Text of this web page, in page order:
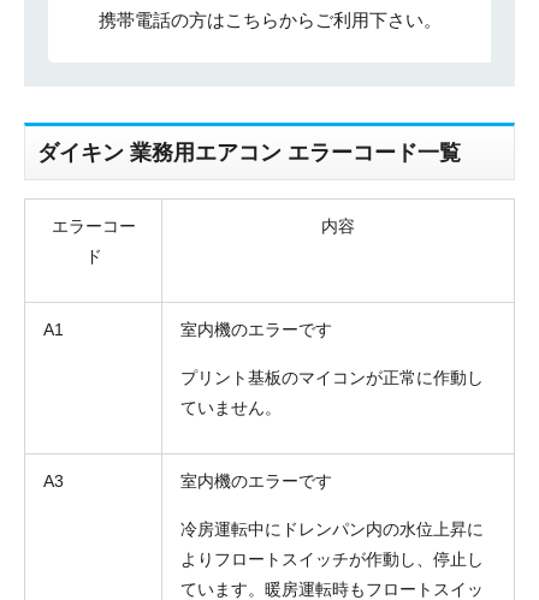
携帯電話の方はこちらからご利用下さい。
ダイキン 業務用エアコン エラーコード一覧
エラーコー
ド
内容
A1 室内機のエラーです
プリント基板のマイコンが正常に作動し
ていません。
A3 室内機のエラーです
冷房運転中にドレンパン内の水位上昇に
よりフロートスイッチが作動し、停止し
ています。暖房運転時もフロートスイッ